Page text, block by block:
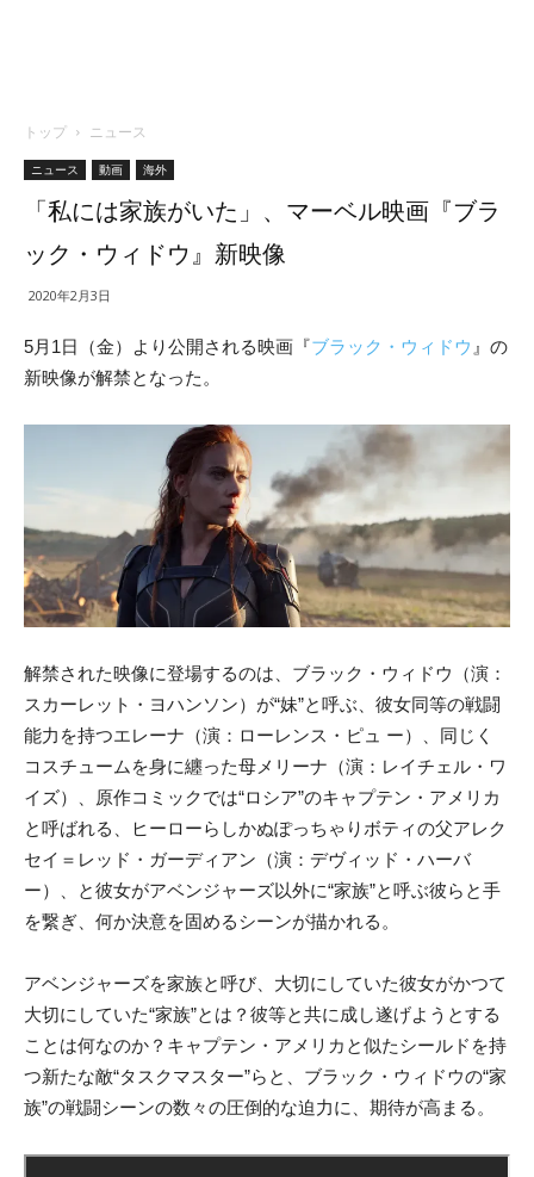
トップ ニュース
ニュース 動画 海外
「私には家族がいた」、マーベル映画『ブラ
ック・ウィドウ』新映像
2020年2月3日
5月1日（金）より公開される映画『ブラック・ウィドウ 』の
新映像が解禁となった。
解禁された映像に登場するのは、ブラック・ウィドウ（演：
スカーレット・ヨハンソン）が“妹”と呼ぶ、彼女同等の戦闘
能力を持つエレーナ（演：ローレンス・ピュ ー）、同じく
コスチュームを身に纏った母メリーナ（演：レイチェル・ワ
イズ）、原作コミックでは“ロシア”のキャプテン・アメリカ
と呼ばれる、ヒーローらしかぬぽっちゃりボティの父アレク
セイ＝レッド・ガーディアン（演：デヴィッド・ハーバ
ー）、と彼女がアベンジャーズ以外に“家族”と呼ぶ彼らと手
を繋ぎ、何か決意を固めるシーンが描かれる。
アベンジャーズを家族と呼び、大切にしていた彼女がかつて
大切にしていた“家族”とは？彼等と共に成し遂げようとする
ことは何なのか？キャプテン・アメリカと似たシールドを持
つ新たな敵“タスクマスター”らと、ブラック・ウィドウの“家
族”の戦闘シーンの数々の圧倒的な迫力に、期待が高まる。